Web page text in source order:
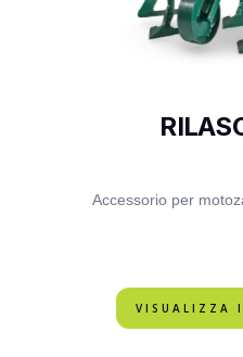
Accessorio per
VISUALIZZA